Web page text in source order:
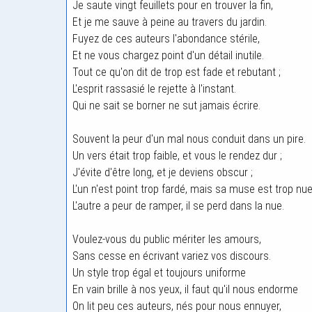
Je saute vingt feuillets pour en trouver la fin,
Et je me sauve à peine au travers du jardin.
Fuyez de ces auteurs l'abondance stérile,
Et ne vous chargez point d'un détail inutile.
Tout ce qu'on dit de trop est fade et rebutant ;
L'esprit rassasié le rejette à l'instant.
Qui ne sait se borner ne sut jamais écrire.
Souvent la peur d'un mal nous conduit dans un pire.
Un vers était trop faible, et vous le rendez dur ;
J'évite d'être long, et je deviens obscur ;
L'un n'est point trop fardé, mais sa muse est trop
L'autre a peur de ramper, il se perd dans la nue.
Voulez-vous du public mériter les amours,
Sans cesse en écrivant variez vos discours.
Un style trop égal et toujours uniforme
En vain brille à nos yeux, il faut qu'il nous endorme
On lit peu ces auteurs, nés pour nous ennuyer,